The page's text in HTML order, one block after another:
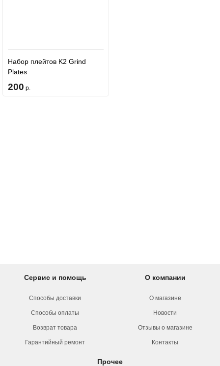
Набор плейтов K2 Grind
Plates
200 р.
Сервис и помощь
Способы доставки
Способы оплаты
Возврат товара
Гарантийный ремонт
О компании
О магазине
Новости
Отзывы о магазине
Контакты
Прочее